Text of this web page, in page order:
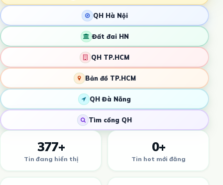
QH Hà Nội
Đất đai HN
QH TP.HCM
Bản đồ TP.HCM
QH Đà Nẵng
Tìm cổng QH
377+
Tin đang hiển thị
0+
Tin hot mới đăng